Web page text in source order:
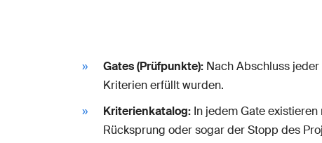
Gates (Prüfpunkte): Nach Abschluss
Kriterien erfüllt wurden.
Kriterienkatalog: In jedem Gate
Rücksprung oder sogar der Stopp des